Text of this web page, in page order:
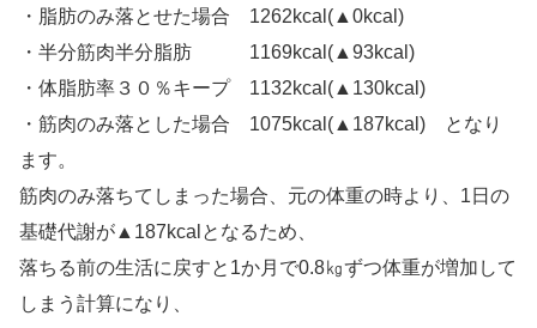
・脂肪のみ落とせた場合 1262kcal(▲0kcal)
・半分筋肉半分脂肪 1169kcal(▲93kcal)
・体脂肪率３０％キープ 1132kcal(▲130kcal)
・筋肉のみ落とした場合 1075kcal(▲187kcal) となり
ます。
筋肉のみ落ちてしまった場合、元の体重の時より、1日の
基礎代謝が▲187kcalとなるため、
落ちる前の生活に戻すと1か月で0.8㎏ずつ体重が増加して
しまう計算になり、